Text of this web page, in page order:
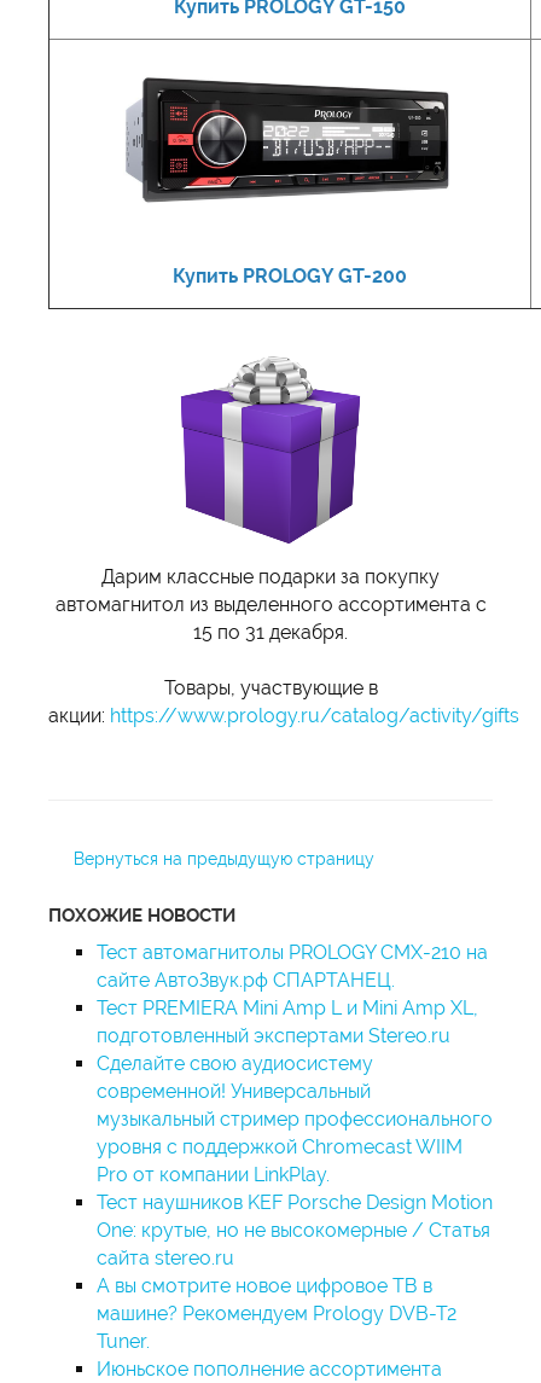
Купить PROLOGY GT-150
Купить PROLOGY GT-200
Дарим классные подарки за покупку
автомагнитол из выделенного ассортимента с
15 по 31 декабря.
Товары, участвующие в
акции: https://www.prology.ru/catalog/activity/gifts
Вернуться на предыдущую страницу
ПОХОЖИЕ НОВОСТИ
Тест автомагнитолы PROLOGY CMX-210 на
сайте АвтоЗвук.рф СПАРТАНЕЦ.
Тест PREMIERA Mini Amp L и Mini Amp XL,
подготовленный экспертами Stereo.ru
Сделайте свою аудиосистему
современной! Универсальный
музыкальный стример профессионального
уровня с поддержкой Chromecast WIIM
Pro от компании LinkPlay.
Тест наушников KEF Porsche Design Motion
One: крутые, но не высокомерные / Cтатья
сайта stereo.ru
А вы смотрите новое цифровое ТВ в
машине? Рекомендуем Prology DVB-T2
Tuner.
Июньское пополнение ассортимента